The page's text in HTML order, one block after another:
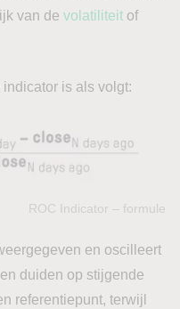
van de volatiliteit of
is als volgt:
ROC Indicator – formule
en oscilleert
duiden op stijgende
referentiepunt, terwijl